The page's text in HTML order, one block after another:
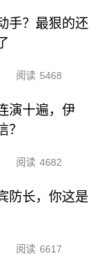
手？最狠的还
阅读 5468
演十遍，伊
？
阅读 4682
防长，你这是
阅读 6617